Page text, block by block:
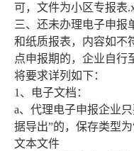
可，文件为小区专报表
三、还未办理电子申报
和纸质报表，内容如不
点申报期的，企业自行
将要求详列如下：
1、电子文档：
a、代理电子申报企业
据导出”的，保存类型
文本文件